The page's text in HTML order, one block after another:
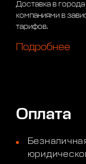
Доставка в
компаниями в
тарифов.
Подробнее
Оплата